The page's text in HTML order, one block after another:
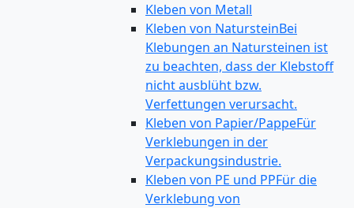
Kleben von Metall
Kleben von NatursteinBei
Klebungen an Natursteinen ist
zu beachten, dass der Klebstoff
nicht ausblüht bzw.
Verfettungen verursacht.
Kleben von Papier/PappeFür
Verklebungen in der
Verpackungsindustrie.
Kleben von PE und PPFür die
Verklebung von